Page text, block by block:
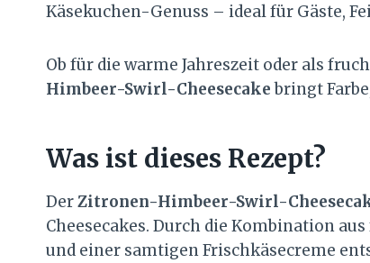
Käsekuchen-Genuss – ideal für Gäste,
Ob für die warme Jahreszeit oder als
Himbeer-Swirl-Cheesecakebringt
Was ist dieses Rezept?
DerZitronen-Himbeer-Swirl-
Cheesecakes. Durch die Kombination
und einer samtigen Frischkäsecreme